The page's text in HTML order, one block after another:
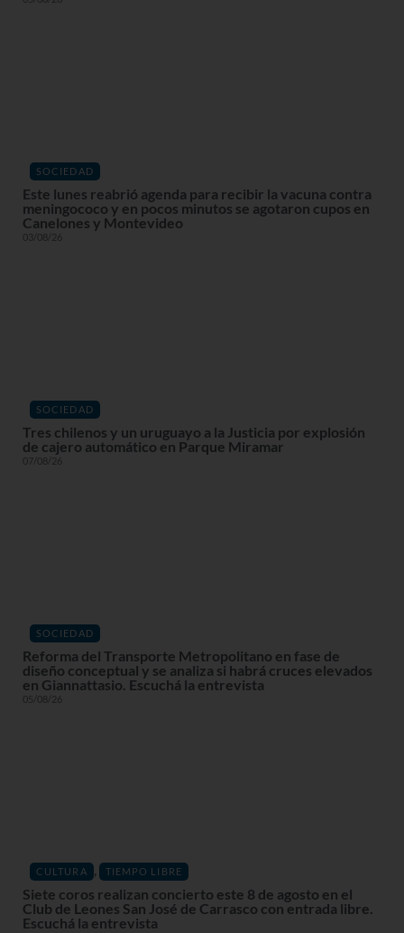
SOCIEDAD
Este lunes reabrió agenda para recibir la vacuna contra
meningococo y en pocos minutos se agotaron cupos en
Canelones y Montevideo
03/08/26
SOCIEDAD
Tres chilenos y un uruguayo a la Justicia por explosión
de cajero automático en Parque Miramar
07/08/26
SOCIEDAD
Reforma del Transporte Metropolitano en fase de
diseño conceptual y se analiza si habrá cruces elevados
en Giannattasio. Escuchá la entrevista
05/08/26
CULTURA , TIEMPO LIBRE
Siete coros realizan concierto este 8 de agosto en el
Club de Leones San José de Carrasco con entrada libre.
Escuchá la entrevista